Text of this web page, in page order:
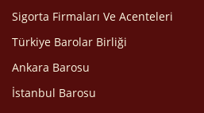
Sigorta Firmaları Ve Acenteleri
Türkiye Barolar Birliği
Ankara Barosu
İstanbul Barosu